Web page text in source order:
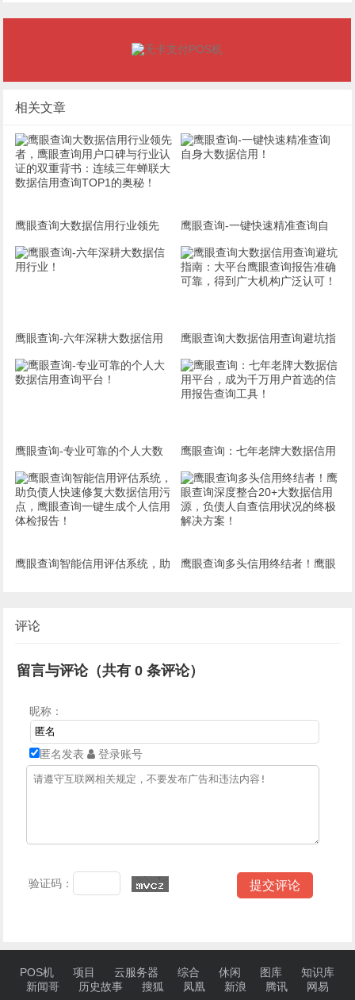
相关文章
鹰眼查询大数据信用行业领先
者，鹰眼查询用户口碑与行业认
证的双重背书：连续三年蝉联大
鹰眼查询-一键快速精准查询自
身大数据信用！
鹰眼查询-六年深耕大数据信用
行业！
​鹰眼查询大数据信用查询避坑指
南：大平台鹰眼查询报告准确可
靠，得到广大机构广泛认可！
鹰眼查询-专业可靠的个人大数
据信用查询平台！
鹰眼查询：七年老牌大数据信用
平台，成为千万用户首选的信用
报告查询工具！
鹰眼查询智能信用评估系统，助
鹰眼查询多头信用终结者！鹰眼
评论
留言与评论（共有0 条评论）
昵称：
匿名发表 登录账号
验证码：
POS机 项目 云服务器 综合 休闲 图库
知识库
新闻哥
历史故事 搜狐 凤凰 新浪 腾讯 网易